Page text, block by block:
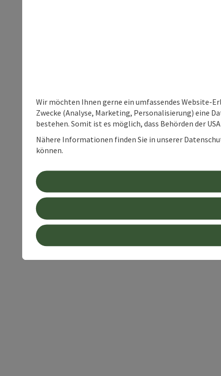
Wir möchten Ihnen gerne ein umfassendes Website-
Zwecke (Analyse, Marketing, Personalisierung) eine
bestehen. Somit ist es möglich, dass Behörden der
Nähere Informationen finden Sie in unserer
können.